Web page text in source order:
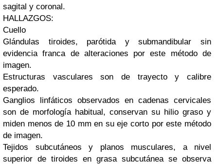
sagital y coronal.
HALLAZGOS:
Cuello
Glándulas tiroides, parótida y submandibular sin
evidencia franca de alteraciones por este método de
imagen.
Estructuras vasculares son de trayecto y calibre
esperado.
Ganglios linfáticos observados en cadenas cervicales
son de morfología habitual, conservan su hilio graso y
miden menos de 10 mm en su eje corto por este método
de imagen.
Tejidos subcutáneos y planos musculares, a nivel
superior de tiroides en grasa subcutánea se observa